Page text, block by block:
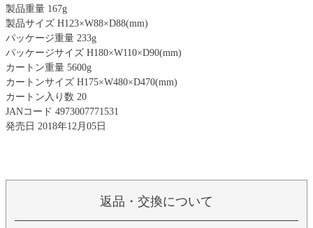
製品重量 167g
製品サイズ H123×W88×D88(mm)
パッケージ重量 233g
パッケージサイズ H180×W110×D90(mm)
カートン重量 5600g
カートンサイズ H175×W480×D470(mm)
カートン入り数 20
JANコード 4973007771531
発売日 2018年12月05日
返品・交換について